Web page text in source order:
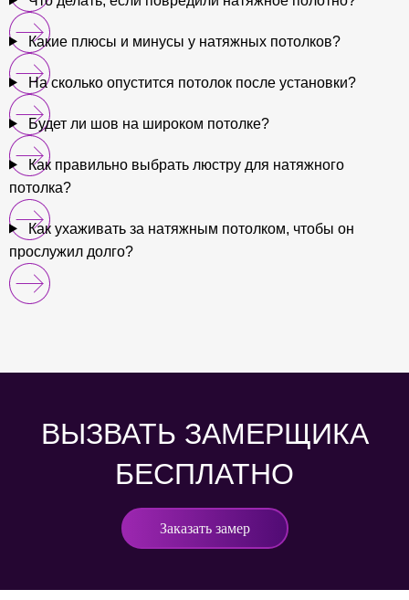
Какие плюсы и минусы у натяжных потолков?
На сколько опустится потолок после установки?
Будет ли шов на широком потолке?
Как правильно выбрать люстру для натяжного
потолка?
Как ухаживать за натяжным потолком, чтобы он
прослужил долго?
ВЫЗВАТЬ ЗАМЕРЩИКА
БЕСПЛАТНО
Заказать замер